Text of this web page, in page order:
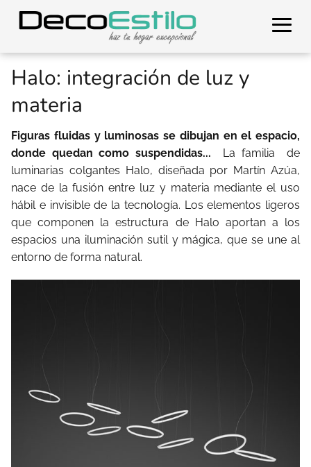
Halo: integración de luz y
materia
Figuras fluidas y luminosas se dibujan en el espacio,
donde quedan como suspendidas...
La familia
de
luminarias colgantes Halo, diseñada por Martín Azúa,
nace de la fusión entre luz y materia mediante el uso
hábil e invisible de la tecnología. Los elementos ligeros
que componen la estructura de Halo aportan a los
espacios una iluminación sutil y mágica, que se une al
entorno de forma natural.